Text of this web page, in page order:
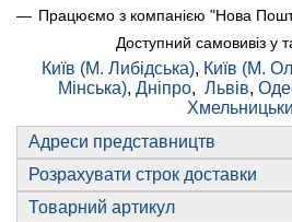
Працюємо з компанією "Нова
Доступний самовивіз у
Київ (М. Либідська), Київ (М.
Мінська), Дніпро, Львів,
Адреси представництв
Розрахувати строк доставки
Товарний артикул